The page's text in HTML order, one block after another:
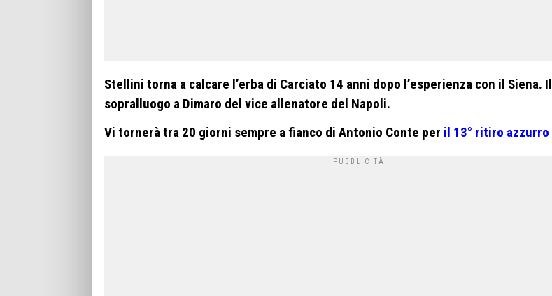
Stellini torna a calcare l’erba di Carciato 14 anni dopo l’esperienza con il Siena. Il
sopralluogo a Dimaro del vice allenatore del Napoli.
Vi tornerà tra 20 giorni sempre a fianco di Antonio Conte per il 13° ritiro azzurro